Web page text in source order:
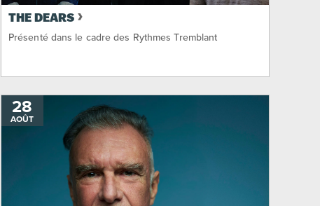
THE DEARS
Présenté dans le cadre des Rythmes Tremblant
28
AOÛT